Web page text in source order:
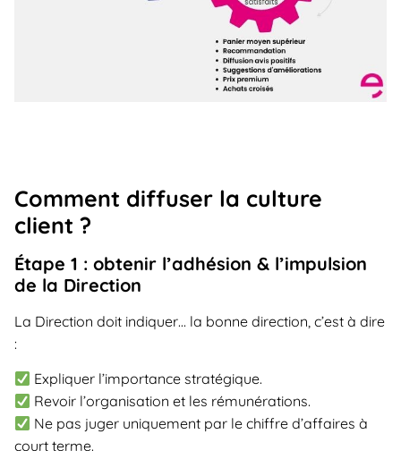
Comment diffuser la culture
client ?
Étape 1 : obtenir l’adhésion & l’impulsion
de la Direction
La Direction doit indiquer… la bonne direction, c’est à dire
:
Expliquer l’importance stratégique.
Revoir l’organisation et les rémunérations.
Ne pas juger uniquement par le chiffre d’affaires à
court terme.